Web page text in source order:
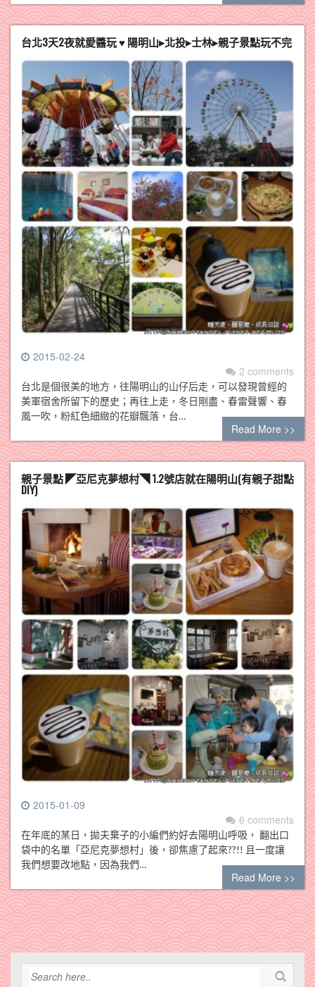
台北3天2夜就愛醬玩 ♥ 陽明山▸北投▸士林▸親子景點玩不完
2015-02-24
2 comments
台北是個很美的地方，往陽明山的山仔后走，可以發現曾經的
美軍宿舍所留下的歷史；再往上走，冬日剛盡、春雷聲響、春
風一吹，粉紅色細緻的花瓣飄落，台…
Read More >>
親子景點 ◤亞尼克夢想村◥ 1.2號店就在陽明山(有親子甜點
DIY)
2015-01-09
6 comments
在年底的某日，拋夫棄子的小編們約好去陽明山呼吸， 翻出口
袋中的名單「亞尼克夢想村」後，卻焦慮了起來??!! 且一度讓
我們想要改地點，因為我們…
Read More >>